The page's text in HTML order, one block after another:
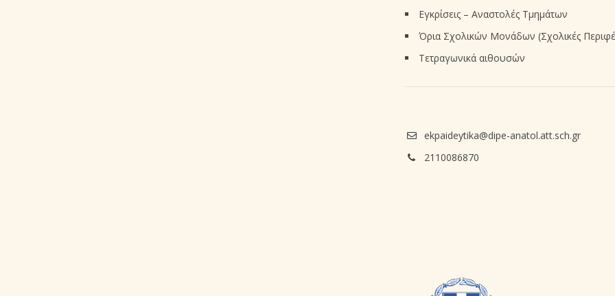
Εγκρίσεις – Αναστολές Τμημάτων
Όρια Σχολικών Μονάδων (Σχολικές
Τετραγωνικά αιθουσών
ekpaideytika@dipe-anatol.att.sch.gr
2110086870